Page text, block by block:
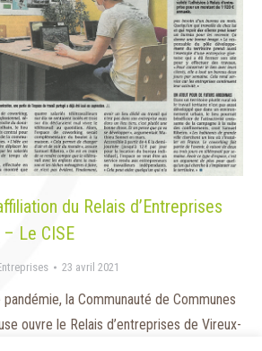
du Relais d’Entreprises
Le CISE
23 avril 2021
la Communauté de Communes
ouvre le Relais d’entreprises de Vireux-